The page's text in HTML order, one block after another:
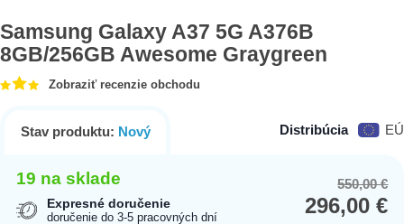
Samsung Galaxy A37 5G A376B
8GB/256GB Awesome Graygreen
Zobraziť recenzie obchodu
Stav produktu: Nový Distribúcia EÚ
19 na sklade
Expresné doručenie
doručenie do 3-5 pracovných dní
550,00€
296,00€